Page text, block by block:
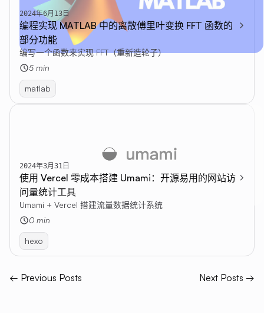
2024年6月13日
编程实现 MATLAB 中的离散傅里叶变换 FFT 函数的
部分功能
编写一个函数来实现 FFT（重新造轮子）
5 min
matlab
2024年3月31日
使用 Vercel 零成本搭建 Umami：开源易用的网站访
问量统计工具
Umami + Vercel 搭建流量数据统计系统
0 min
hexo
← Previous Posts Next Posts →